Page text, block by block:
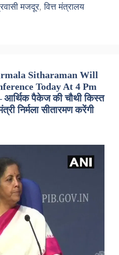
मजदूर,वित्त मंत्रालय
Sitharaman Will
Today At 4 Pm
आर्थिक पैकेज की चौथी किस्त
निर्मला सीतारमण करेंगी